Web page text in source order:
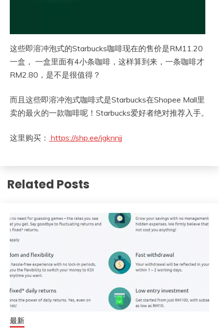
这些即溶冲泡式的Starbucks咖啡现在的售价是RM11.20
一盒， 一盒里面有4小条咖啡，这样算到来，一条咖啡才
RM2.80，是不是很值得？
而且这些即溶冲泡式咖啡式是Starbucks在Shopee Mall里
卖的最火的一款咖啡呢！Starbucks爱好者绝对推荐入手。
这里购买： https://shp.ee/jgknnjj
Related Posts
最新